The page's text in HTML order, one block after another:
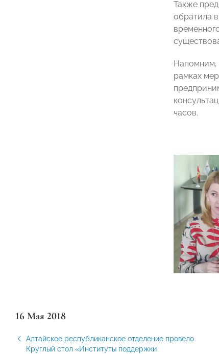
Также
обратила
Напомним,
рамках
часов.
16 Мая 2018
Алтайское республиканское отделение провело
Круглый стол «Институты поддержки